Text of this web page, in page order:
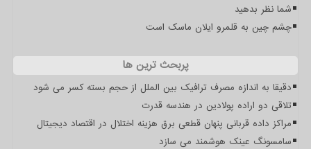
شما نظر بدهید
چشم چین به قلمرو ایلان ماسک است
پربحث ترین ها
دقیقا به اندازه مصرف ترافیک بین الملل از حجم بسته کسر می شود
تلاقی دو اراده پولادین در هندسه قدرت
مراکز داده قربانی پنهان قطعی برق هزینه اختلال در اقتصاد دیجیتال
سامسونگ عینک هوشمند می سازد